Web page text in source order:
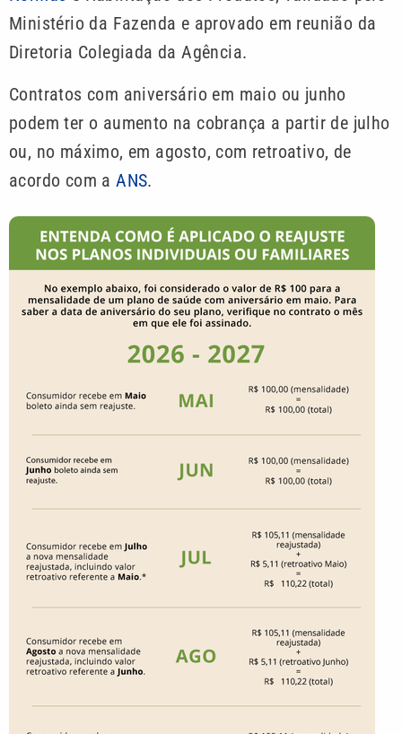
Ministério da Fazenda e aprovado em reunião da
Diretoria Colegiada da Agência.
Contratos com aniversário em maio ou junho
podem ter o aumento na cobrança a partir de julho
ou, no máximo, em agosto, com retroativo, de
acordo com aANS.